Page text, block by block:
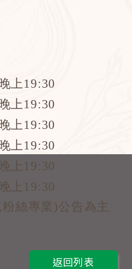
上19:30
上19:30
上19:30
上19:30
上19:30
上19:30
絲專業)公告為主
返回列表